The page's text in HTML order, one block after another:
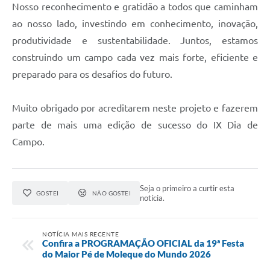
Nosso reconhecimento e gratidão a todos que caminham
ao nosso lado, investindo em conhecimento, inovação,
produtividade e sustentabilidade. Juntos, estamos
construindo um campo cada vez mais forte, eficiente e
preparado para os desafios do futuro.
Muito obrigado por acreditarem neste projeto e fazerem
parte de mais uma edição de sucesso do IX Dia de
Campo.
GOSTEI NÃO GOSTEI
Seja o primeiro a curtir esta
notícia.
NOTÍCIA MAIS RECENTE
Confira a PROGRAMAÇÃO OFICIAL da 19ª Festa
do Maior Pé de Moleque do Mundo 2026